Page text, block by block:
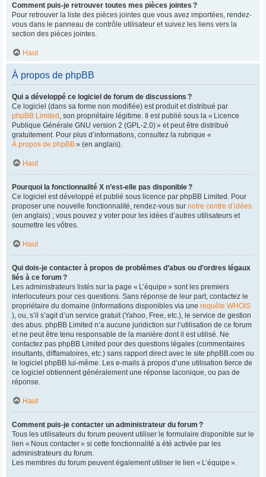
Comment puis-je retrouver toutes mes pièces jointes ?
Pour retrouver la liste des pièces jointes que vous avez importées, rendez-
vous dans le panneau de contrôle utilisateur et suivez les liens vers la
section des pièces jointes.
Haut
À propos de phpBB
Qui a développé ce logiciel de forum de discussions ?
Ce logiciel (dans sa forme non modifiée) est produit et distribué par
phpBB Limited , son propriétaire légitime. Il est publié sous la « Licence
Publique Générale GNU version 2 (GPL-2.0) » et peut être distribué
gratuitement. Pour plus d’informations, consultez la rubrique «
À propos de phpBB» (en anglais).
Haut
Pourquoi la fonctionnalité X n’est-elle pas disponible ?
Ce logiciel est développé et publié sous licence par phpBB Limited. Pour
proposer une nouvelle fonctionnalité, rendez-vous sur notre centre d’idées
(en anglais) ; vous pouvez y voter pour les idées d’autres utilisateurs et
soumettre les vôtres.
Haut
Qui dois-je contacter à propos de problèmes d’abus ou d’ordres légaux
liés à ce forum ?
Les administrateurs listés sur la page « L’équipe » sont les premiers
interlocuteurs pour ces questions. Sans réponse de leur part, contactez le
propriétaire du domaine (informations disponibles via une requête WHOIS
), ou, s’il s’agit d’un service gratuit (Yahoo, Free, etc.), le service de gestion
des abus. phpBB Limited n’a aucune juridiction sur l’utilisation de ce forum
et ne peut être tenu responsable de la manière dont il est utilisé. Ne
contactez pas phpBB Limited pour des questions légales (commentaires
insultants, diffamatoires, etc.) sans rapport direct avec le site phpBB.com ou
le logiciel phpBB lui-même. Les e-mails à propos d’une utilisation tierce de
ce logiciel obtiennent généralement une réponse laconique, ou pas de
réponse.
Haut
Comment puis-je contacter un administrateur du forum ?
Tous les utilisateurs du forum peuvent utiliser le formulaire disponible sur le
lien « Nous contacter » si cette fonctionnalité a été activée par les
administrateurs du forum.
Les membres du forum peuvent également utiliser le lien « L’équipe ».